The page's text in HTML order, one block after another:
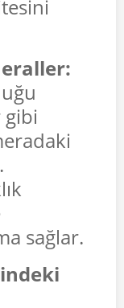
sağlar.